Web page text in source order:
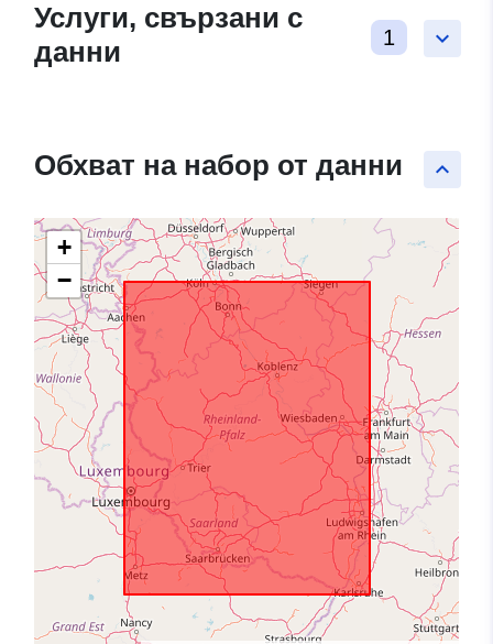
keyboard_arrow_down
Услуги, свързани с
данни
1
keyboard_arrow_up
Обхват на набор от данни
+
−